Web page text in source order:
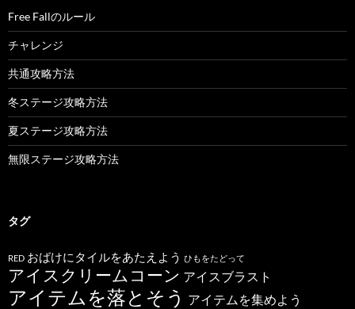
Free Fallのルール
チャレンジ
共通攻略方法
冬ステージ攻略方法
夏ステージ攻略方法
無限ステージ攻略方法
タグ
RED おばけにタイルをあたえよう ひもをたどって
アイスクリームコーン アイスブラスト
アイテムを落とそう アイテムを集めよう